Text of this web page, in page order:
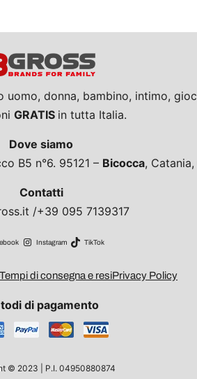
uomo, donna, bambino, intimo,
GRATIS in tutta Italia.
Dove siamo
B5 n°6. 95121 – Bicocca,
Contatti
/+39 095 7139317
Instagram TikTok
Tempi di consegna e resiPrivacy Policy
di pagamento
© 2023 | P.I. 04950880874